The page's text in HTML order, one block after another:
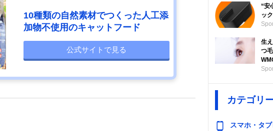
10種類の自然素材でつくった人工添
加物不使用のキャットフード
公式サイトで見る
“安
ッ
生
つ
カテゴリ
スマホ・タ